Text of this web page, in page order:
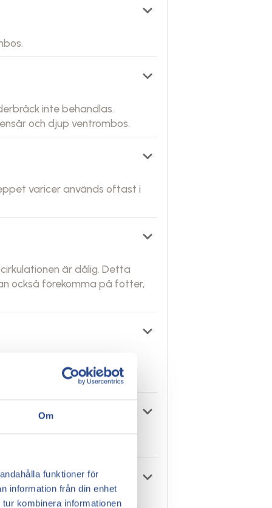
Om
funktioner för
information från din enhet
kombinera informationen
keyboard_arrow_down
keyboard_arrow_down
inte behandlas.
och djup ventrombos.
keyboard_arrow_down
varicer används oftast i
keyboard_arrow_down
är dålig. Detta
också förekomma på fötter,
keyboard_arrow_down
som kan orsaka fysisk
keyboard_arrow_down
keyboard_arrow_down